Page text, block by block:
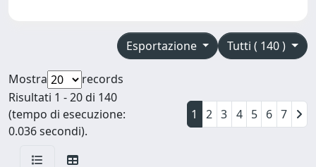
Tutti ( 140 )
Esportazione
Mostra
records
Risultati 1 - 20 di 140
(tempo di esecuzione:
0.036 secondi).
1 2 3 4 5 6 7